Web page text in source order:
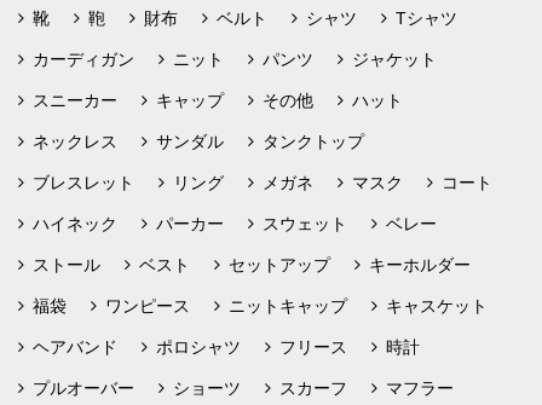
靴 鞄 財布 ベルト シャツ Tシャツ
カーディガン ニット パンツ ジャケット
スニーカー キャップ その他 ハット
ネックレス サンダル タンクトップ
ブレスレット リング メガネ マスク コート
ハイネック パーカー スウェット ベレー
ストール ベスト セットアップ キーホルダー
福袋 ワンピース ニットキャップ キャスケット
ヘアバンド ポロシャツ フリース 時計
プルオーバー ショーツ スカーフ マフラー